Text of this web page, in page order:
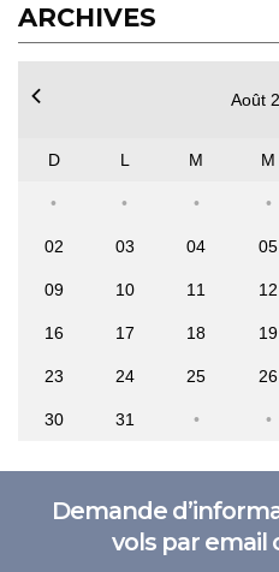
ARCHIVES
Août
D L M M
02 03 04 05
09 10 11 12
16 17 18 19
23 24 25 26
30 31
Demande
vols par